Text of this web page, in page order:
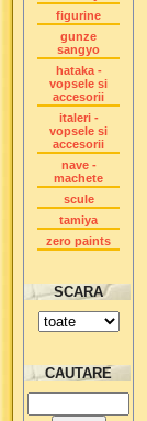
figurine
gunze
sangyo
hataka -
vopsele si
accesorii
italeri -
vopsele si
accesorii
nave -
machete
scule
tamiya
zero paints
SCARA
CAUTARE